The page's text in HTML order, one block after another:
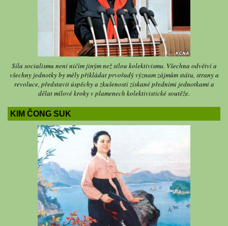
Síla socialismu není ničím jiným než silou kolektivismu. Všechna odvětví a
všechny jednotky by měly přikládat prvořadý význam zájmům státu, strany a
revoluce, představit úspěchy a zkušenosti získané předními jednotkami a
dělat mílové kroky v plamenech kolektivistické soutěže.
KIM ČONG SUK